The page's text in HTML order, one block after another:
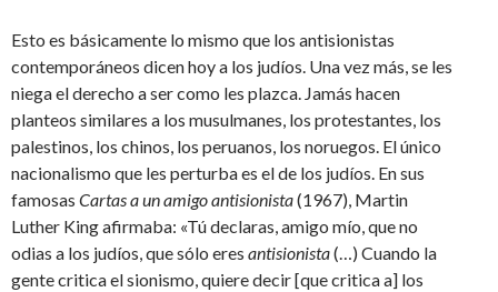
Esto es básicamente lo mismo que los antisionistas
contemporáneos dicen hoy a los judíos. Una vez más, se les
niega el derecho a ser como les plazca. Jamás hacen
planteos similares a los musulmanes, los protestantes, los
palestinos, los chinos, los peruanos, los noruegos. El único
nacionalismo que les perturba es el de los judíos. En sus
famosas Cartas a un amigo antisionista(1967), Martin
Luther King afirmaba: «Tú declaras, amigo mío, que no
odias a los judíos, que sólo eres antisionista(…) Cuando la
gente critica el sionismo, quiere decir [que critica a] los